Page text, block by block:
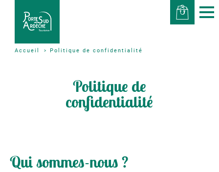
Accueil Politique de confidentialité
Politique de
confidentialité
Qui sommes-nous ?